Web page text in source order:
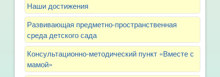
Наши достижения
Развивающая предметно-пространственная
среда детского сада
Консультационно-методический пункт «Вместе с
мамой»